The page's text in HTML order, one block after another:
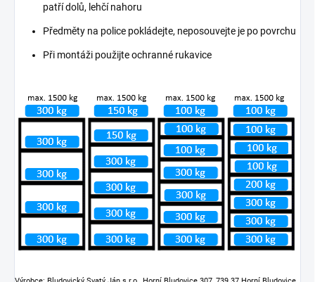
patří dolů, lehčí nahoru
Předměty na police pokládejte, neposouvejte je po povrchu
Při montáži použijte ochranné rukavice